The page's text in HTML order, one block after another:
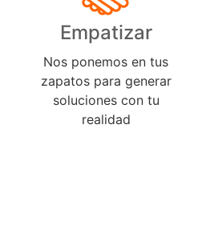
Empatizar
Nos ponemos en tus
zapatos para generar
soluciones con tu
realidad